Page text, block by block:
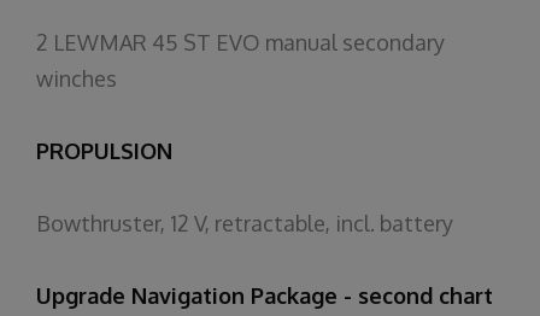
2 LEWMAR 45 ST EVO manual secondary
winches
PROPULSION
Bowthruster, 12 V, retractable, incl. battery
Upgrade Navigation Package - second chart